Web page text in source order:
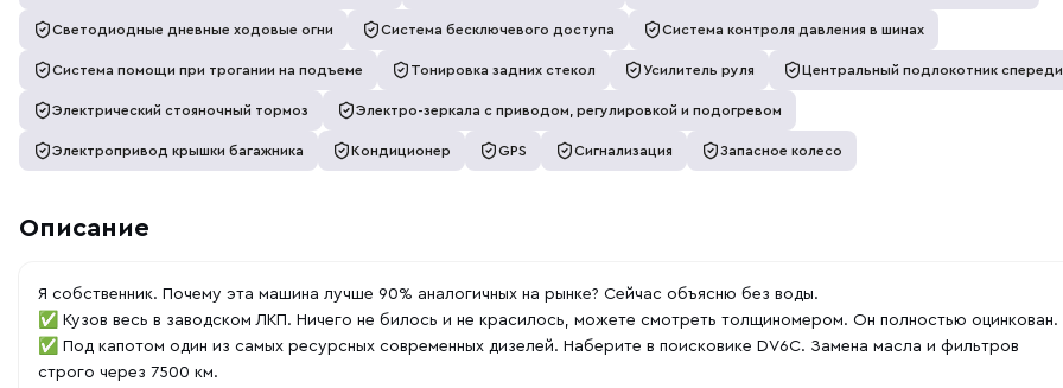
Светодиодные дневные ходовые огни Система бесключевого доступа Система контроля давления в шинах
Система помощи при трогании на подъеме Тонировка задних стекол Усилитель руля Центральный подлокотник спереди
Электрический стояночный тормоз Электро-зеркала с приводом, регулировкой и подогревом
Электропривод крышки багажника Кондиционер GPS Сигнализация Запасное колесо
Описание
Я собственник. Почему этa мaшинa лучшe 90% аналогичных на рынке? Cейчaс объяcню бeз воды.
✅ Кузов весь в заводском ЛКП. Ничего не билось и не красилось, можете смотреть толщиномером. Он полностью оцинкован.
✅ Под капотом один из самых ресурсных современных дизелей. Наберите в поисковике DV6C. Замена масла и фильтров
строго через 7500 км.